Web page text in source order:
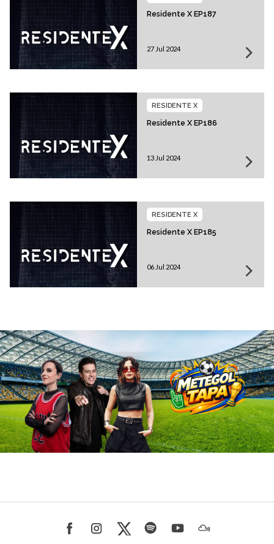
Residente X EP187
27 Jul 2024
Residente X EP186
RESIDENTE X
13 Jul 2024
Residente X EP185
RESIDENTE X
06 Jul 2024